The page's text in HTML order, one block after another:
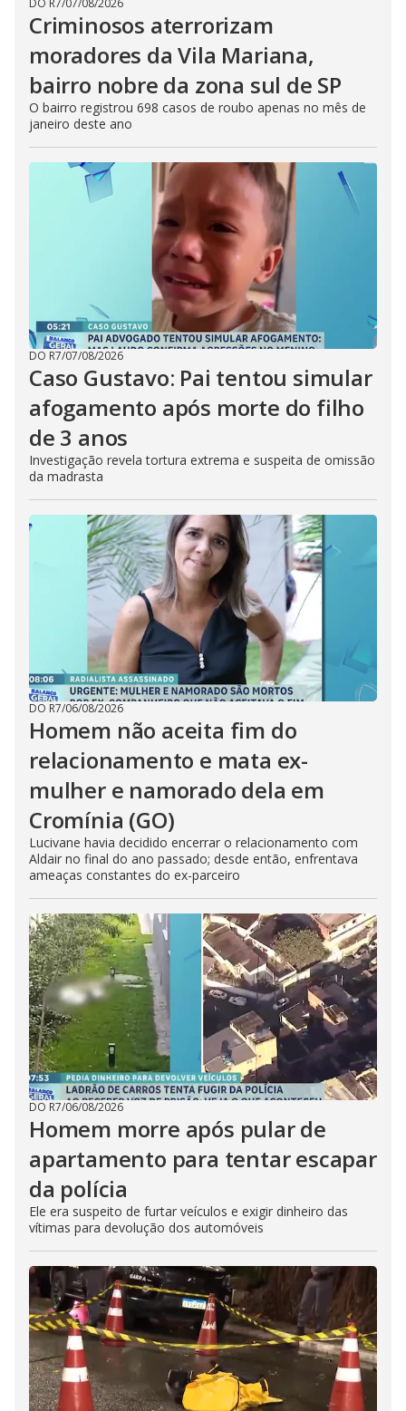
DO R7/07/08/2026
Criminosos aterrorizam
moradores da Vila Mariana,
bairro nobre da zona sul de SP
O bairro registrou 698 casos de roubo apenas no mês de
janeiro deste ano
DO R7/07/08/2026
Caso Gustavo: Pai tentou simular
afogamento após morte do filho
de 3 anos
Investigação revela tortura extrema e suspeita de omissão
da madrasta
DO R7/06/08/2026
Homem não aceita fim do
relacionamento e mata ex-
mulher e namorado dela em
Cromínia (GO)
Lucivane havia decidido encerrar o relacionamento com
Aldair no final do ano passado; desde então, enfrentava
ameaças constantes do ex-parceiro
DO R7/06/08/2026
Homem morre após pular de
apartamento para tentar escapar
da polícia
Ele era suspeito de furtar veículos e exigir dinheiro das
vítimas para devolução dos automóveis